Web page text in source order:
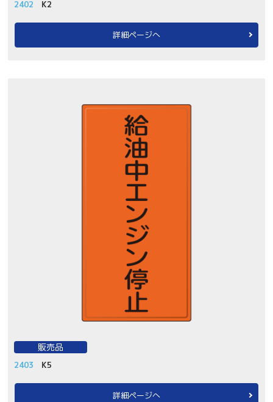
2402 K2
詳細ページへ
販売品
2403 K5
詳細ページへ